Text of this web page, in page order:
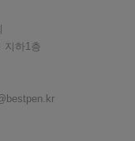
지하1층